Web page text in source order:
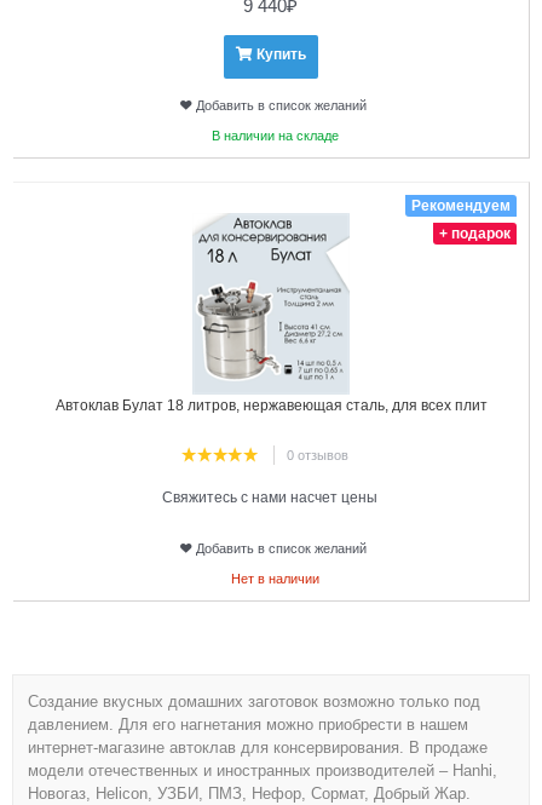
9 440₽
Купить
Добавить в список желаний
В наличии на складе
Автоклав Булат 18 литров, нержавеющая сталь, для всех плит
0 отзывов
Рекомендуем
+ подарок
Свяжитесь с нами насчет цены
Добавить в список желаний
Нет в наличии
Создание вкусных домашних заготовок возможно только под
давлением. Для его нагнетания можно приобрести в нашем
интернет-магазине автоклав для консервирования. В продаже
модели отечественных и иностранных производителей – Hanhi,
Новогаз, Helicon, УЗБИ, ПМЗ, Нефор, Сормат, Добрый Жар.